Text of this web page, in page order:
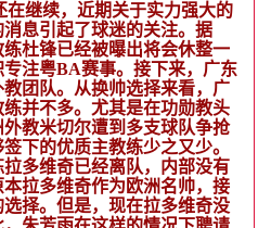
继续，近期关于实力强大的
息引起了球迷的关注。据
杜锋已经被曝出将会休整一
注粤BA赛事。接下来，广东
团队。从换帅选择来看，广
并不多。尤其是在功勋教头
教米切尔遭到多支球队争抢
下的优质主教练少之又少。
多维奇已经离队，内部没有
拉多维奇作为欧洲名帅，接
择。但是，现在拉多维奇没